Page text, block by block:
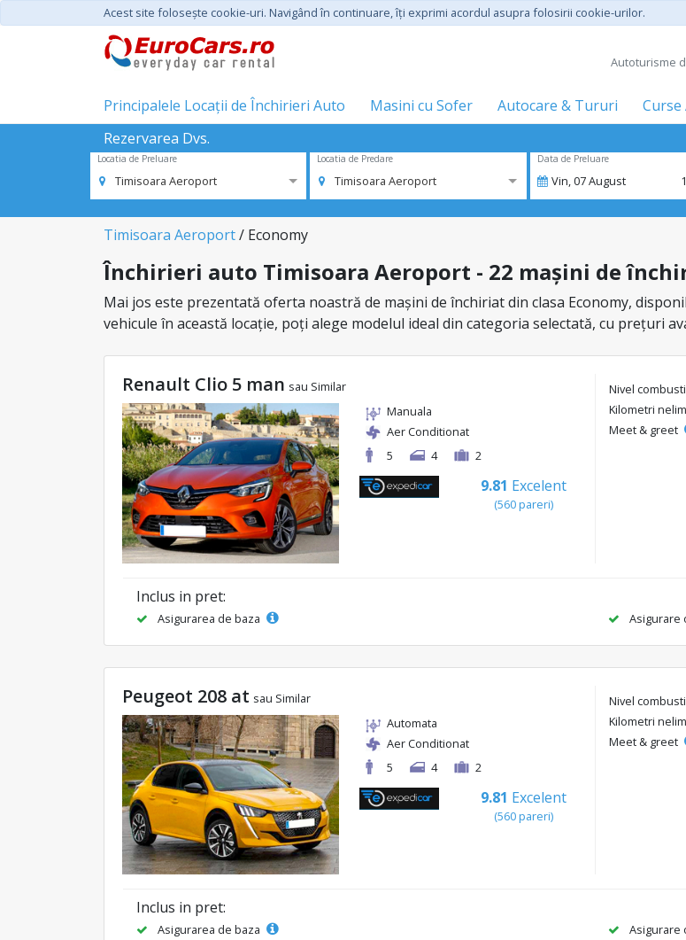
Acest site foloseşte cookie-uri. Navigând în continuare, îţi exprimi acordul asupra folosirii cookie-urilor.
Autoturisme
Principalele Locații de Închirieri Auto Masini cu Sofer Autocare & Tururi
Rezervarea Dvs.
Locatia de Preluare
Timisoara Aeroport
Locatia de Predare
Timisoara Aeroport
Data de Preluare
Vin,07August
Timisoara Aeroport/ Economy
Închirieri auto Timisoara Aeroport - 22 mașini de
Mai jos este prezentată oferta noastră de mașini de închiriat din clasa Economy,
vehicule în această locație, poți alege modelul ideal din categoria selectată, cu prețuri
Renault Clio 5 man sau Similar
Manuala
Aer Conditionat
5
4 2
9.81 Excelent
(560 pareri)
Nivel
Kilometri
Meet & greet
Inclus in pret:
Asigurarea de baza Asigurare
Peugeot 208 at sau Similar
Automata
Aer Conditionat
5
4 2
9.81 Excelent
(560 pareri)
Nivel
Kilometri
Meet & greet
Inclus in pret:
Asigurarea de baza Asigurare